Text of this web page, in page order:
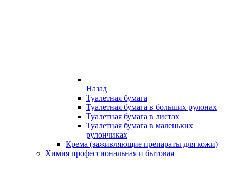
Назад
Туалетная бумага
Туалетная бумага в больших рулонах
Туалетная бумага в листах
Туалетная бумага в маленьких
рулончиках
Крема (заживляющие препараты для кожи)
Химия профессиональная и бытовая